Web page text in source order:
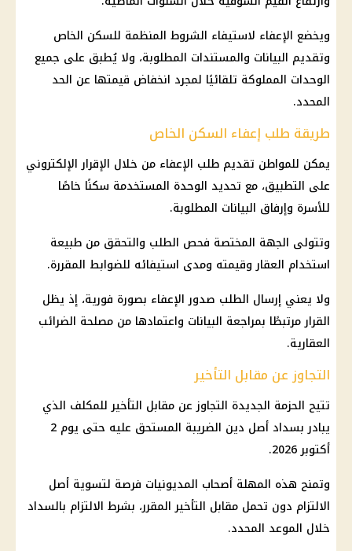
ويخضع الإعفاء لاستيفاء الشروط المنظمة للسكن الخاص
وتقديم البيانات والمستندات المطلوبة، ولا يُطبق على جميع
الوحدات المملوكة تلقائيًا لمجرد انخفاض قيمتها عن الحد
المحدد.
طريقة طلب إعفاء السكن الخاص
يمكن للمواطن تقديم طلب الإعفاء من خلال الإقرار الإلكتروني
على التطبيق، مع تحديد الوحدة المستخدمة سكنًا خاصًا
للأسرة وإرفاق البيانات المطلوبة.
وتتولى الجهة المختصة فحص الطلب والتحقق من طبيعة
استخدام العقار وقيمته ومدى استيفائه للضوابط المقررة.
ولا يعني إرسال الطلب صدور الإعفاء بصورة فورية، إذ يظل
القرار مرتبطًا بمراجعة البيانات واعتمادها من مصلحة الضرائب
العقارية.
التجاوز عن مقابل التأخير
تتيح الحزمة الجديدة التجاوز عن مقابل التأخير للمكلف الذي
يبادر بسداد أصل دين الضريبة المستحق عليه حتى يوم 2
أكتوبر 2026.
وتمنح هذه المهلة أصحاب المديونيات فرصة لتسوية أصل
الالتزام دون تحمل مقابل التأخير المقرر، بشرط الالتزام بالسداد
خلال الموعد المحدد.